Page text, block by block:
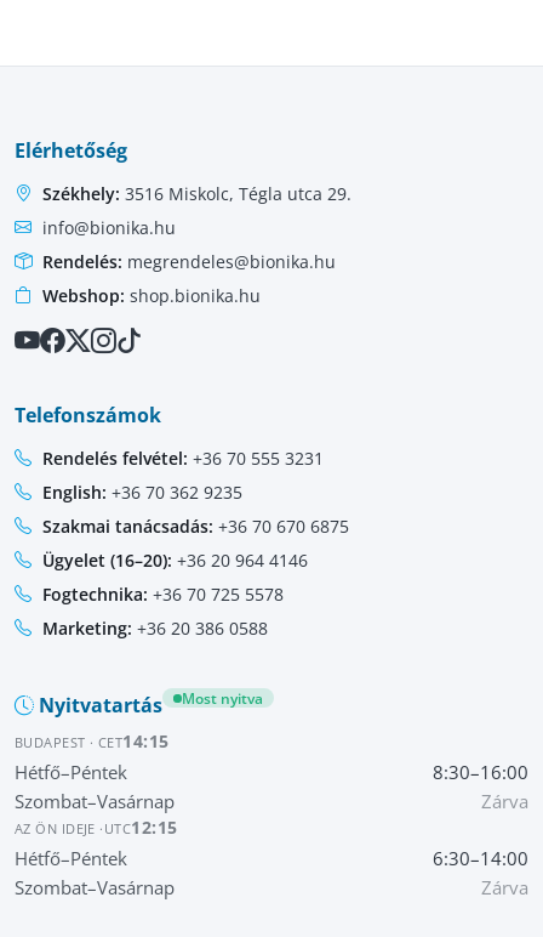
Elérhetőség
Székhely: 3516 Miskolc, Tégla utca 29.
info@bionika.hu
Rendelés: megrendeles@bionika.hu
Webshop: shop.bionika.hu
Telefonszámok
Rendelés felvétel: +36 70 555 3231
English: +36 70 362 9235
Szakmai tanácsadás: +36 70 670 6875
Ügyelet (16–20): +36 20 964 4146
Fogtechnika: +36 70 725 5578
Marketing: +36 20 386 0588
Nyitvatartás Most nyitva
BUDAPEST · CET14:15
Hétfő–Péntek
8:30–16:00
Szombat–Vasárnap
Zárva
AZ ÖN IDEJE · UTC12:15
Hétfő–Péntek
6:30–14:00
Szombat–Vasárnap
Zárva